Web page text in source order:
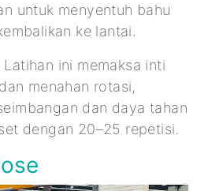
untuk menyentuh bahu
ke lantai.
ini memaksa inti
menahan rotasi,
dan daya tahan
dengan 20–25 repetisi.